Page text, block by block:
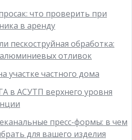
что проверить при
в аренду
пескоструйная обработка:
отливок
участке частного дома
в АСУТП верхнего уровня
пресс-формы: в чем
для вашего изделия